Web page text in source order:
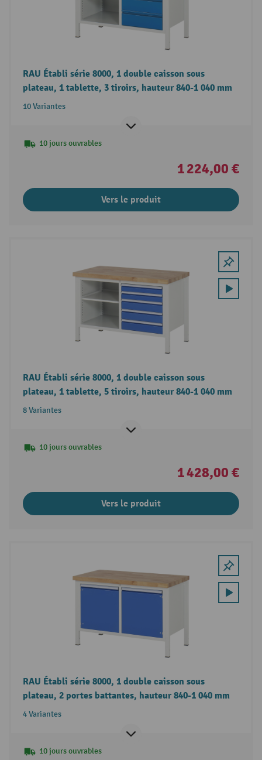
RAU Établi série 8000, 1 double caisson sous
plateau, 1 tablette, 3 tiroirs, hauteur 840-1 040 mm
10 Variantes
10 jours ouvrables
1 224,00 €
Vers le produit
RAU Établi série 8000, 1 double caisson sous
plateau, 1 tablette, 5 tiroirs, hauteur 840-1 040 mm
8 Variantes
10 jours ouvrables
1 428,00 €
Vers le produit
RAU Établi série 8000, 1 double caisson sous
plateau, 2 portes battantes, hauteur 840-1 040 mm
4 Variantes
10 jours ouvrables